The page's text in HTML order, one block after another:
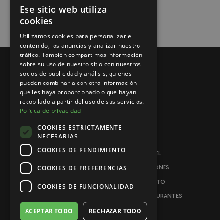
EL HOTEL
HABITACIONES
CONTACTO
BARES Y RESTAURANTES
Ese sitio web utiliza
cookies
Utilizamos cookies para personalizar el
contenido, los anuncios y analizar nuestro
tráfico. También compartimos información
sobre su uso de nuestro sitio con nuestros
socios de publicidad y análisis, quienes
pueden combinarla con otra información
que les haya proporcionado o que hayan
recopilado a partir del uso de sus servicios.
Política de privacidad
COOKIES ESTRICTAMENTE
NECESARIAS
COOKIES DE RENDIMIENTO
COOKIES DE PREFERENCIAS
COOKIES DE FUNCIONALIDAD
ACEPTAR TODO RECHAZAR TODO